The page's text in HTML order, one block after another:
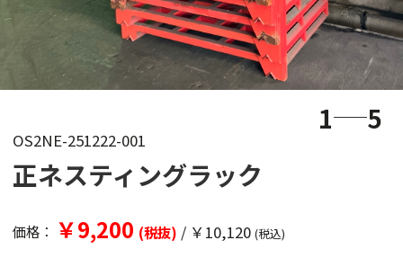
1 5
OS2NE-251222-001
正ネスティングラック
価格： ￥9,200 (税抜) / ￥10,120 (税込)